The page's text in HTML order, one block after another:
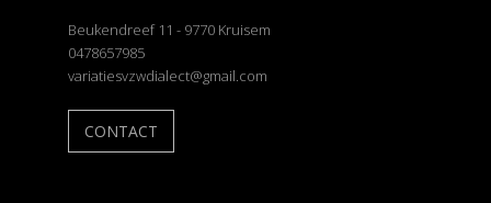
Beukendreef 11 - 9770 Kruisem
0478657985
variatiesvzwdialect@gmail.com
CONTACT